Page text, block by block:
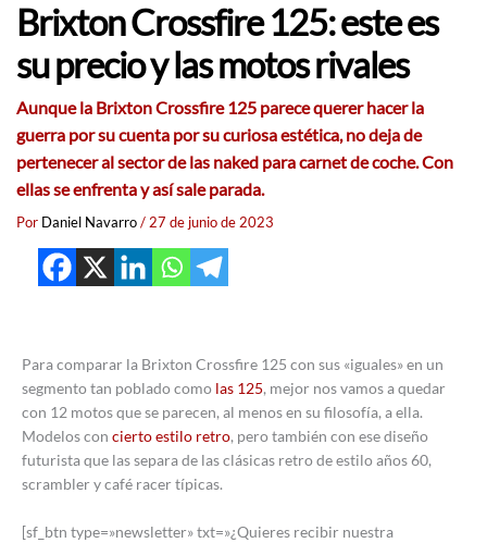
Brixton Crossfire 125: este es
su precio y las motos rivales
Aunque la Brixton Crossfire 125 parece querer hacer la
guerra por su cuenta por su curiosa estética, no deja de
pertenecer al sector de las naked para carnet de coche. Con
ellas se enfrenta y así sale parada.
Por Daniel Navarro/ 27 de junio de 2023
Para comparar la Brixton Crossfire 125 con sus «iguales» en un
segmento tan poblado como las 125, mejor nos vamos a quedar
con 12 motos que se parecen, al menos en su filosofía, a ella.
Modelos con cierto estilo retro, pero también con ese diseño
futurista que las separa de las clásicas retro de estilo años 60,
scrambler y café racer típicas.
[sf_btn type=»newsletter» txt=»¿Quieres recibir nuestra